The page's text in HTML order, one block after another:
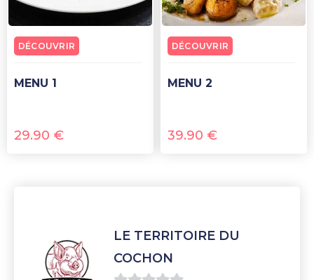
MENU 1
29.90 €
DÉCOUVRIR
MENU 2
39.90 €
DÉCOUVRIR
LE TERRITOIRE DU
COCHON